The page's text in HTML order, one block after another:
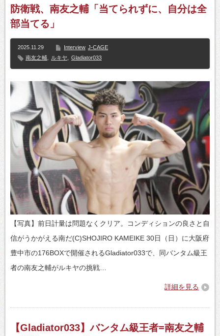
防衛戦、南友之輔「当てられずに、自分は全
部当てる」
2025.11.29 Interview J-CAGE
南友之輔
ルキヤ Gladiator033
【写真】前日計量は問題なくクリア。コンディションの良さと自
信がうかがえる南だ(C)SHOJIRO KAMEIKE 30日（日）に大阪府
豊中市の176BOXで開催されるGladiator033で、同バンタム級王
者の南友之輔がルキヤの挑戦…
詳細を見る
【Gladiator033】バンタム級王者=南友之輔